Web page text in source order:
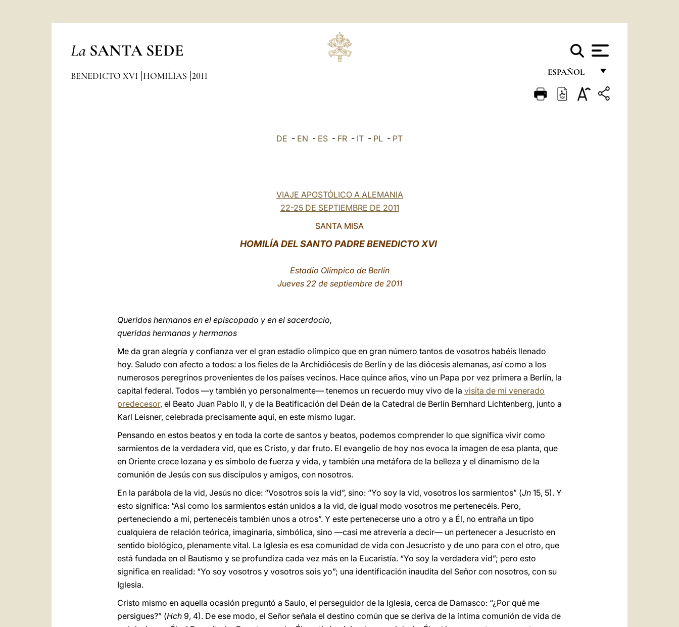
La SANTA SEDE
ESPAÑOL
FRANÇAIS
BENEDICTO XVI HOMILÍAS 2011
DE - EN - ES - FR - IT - PL - PT
VIAJE APOSTÓLICO A ALEMANIA
22-25 DE SEPTIEMBRE DE 2011
SANTA MISA
HOMILÍA DEL SANTO PADRE BENEDICTO XVI
Estadio Olímpico de Berlín
Jueves 22 de septiembre de 2011
Queridos hermanos en el episcopado y en el sacerdocio,
queridas hermanas y hermanos
Me da gran alegría y confianza ver el gran estadio olímpico que en gran número tantos de vosotros habéis llenado
hoy. Saludo con afecto a todos: a los fieles de la Archidiócesis de Berlín y de las diócesis alemanas, así como a los
numerosos peregrinos provenientes de los países vecinos. Hace quince años, vino un Papa por vez primera a Berlín, la
capital federal. Todos —y también yo personalmente— tenemos un recuerdo muy vivo de la visita de mi venerado
predecesor, el Beato Juan Pablo II, y de la Beatificación del Deán de la Catedral de Berlín Bernhard Lichtenberg, junto a
Karl Leisner, celebrada precisamente aquí, en este mismo lugar.
Pensando en estos beatos y en toda la corte de santos y beatos, podemos comprender lo que significa vivir como
sarmientos de la verdadera vid, que es Cristo, y dar fruto. El evangelio de hoy nos evoca la imagen de esa planta, que
en Oriente crece lozana y es símbolo de fuerza y vida, y también una metáfora de la belleza y el dinamismo de la
comunión de Jesús con sus discípulos y amigos, con nosotros.
En la parábola de la vid, Jesús no dice: “Vosotros sois la vid”, sino: “Yo soy la vid, vosotros los sarmientos” (Jn 15, 5). Y
esto significa: “Así como los sarmientos están unidos a la vid, de igual modo vosotros me pertenecéis. Pero,
perteneciendo a mí, pertenecéis también unos a otros”. Y este pertenecerse uno a otro y a Él, no entraña un tipo
cualquiera de relación teórica, imaginaria, simbólica, sino —casi me atrevería a decir— un pertenecer a Jesucristo en
sentido biológico, plenamente vital. La Iglesia es esa comunidad de vida con Jesucristo y de uno para con el otro, que
está fundada en el Bautismo y se profundiza cada vez más en la Eucaristía. “Yo soy la verdadera vid”; pero esto
significa en realidad: “Yo soy vosotros y vosotros sois yo”; una identificación inaudita del Señor con nosotros, con su
Iglesia.
Cristo mismo en aquella ocasión preguntó a Saulo, el perseguidor de la Iglesia, cerca de Damasco: “¿Por qué me
persigues?” (Hch 9, 4). De ese modo, el Señor señala el destino común que se deriva de la íntima comunión de vida de